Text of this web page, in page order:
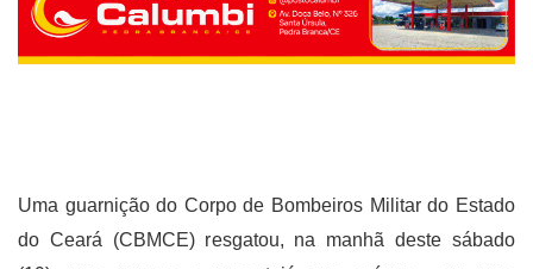
Uma guarnição do Corpo de Bombeiros Militar do Estado
do Ceará (CBMCE) resgatou, na manhã deste sábado